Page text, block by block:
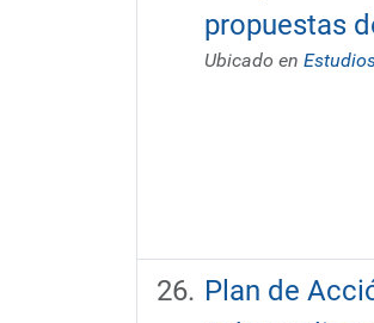
propuestas
Ubicado en
Plan de